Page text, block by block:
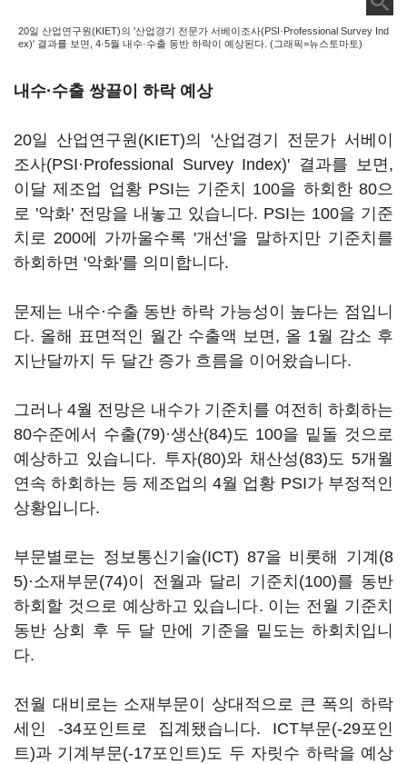
20일 산업연구원(KIET)의 '산업경기 전문가 서베이조사(PSI·Professional Survey Ind
ex)' 결과를 보면, 4·5월 내수·수출 동반 하락이 예상된다. (그래픽=뉴스토마토)
내수·수출 쌍끌이 하락 예상
20일 산업연구원(KIET)의 '산업경기 전문가 서베이
조사(PSI·Professional Survey Index)' 결과를 보면,
이달 제조업 업황 PSI는 기준치 100을 하회한 80으
로 '악화' 전망을 내놓고 있습니다. PSI는 100을 기준
치로 200에 가까울수록 '개선'을 말하지만 기준치를
하회하면 '악화'를 의미합니다.
문제는 내수·수출 동반 하락 가능성이 높다는 점입니
다. 올해 표면적인 월간 수출액 보면, 올 1월 감소 후
지난달까지 두 달간 증가 흐름을 이어왔습니다.
그러나 4월 전망은 내수가 기준치를 여전히 하회하는
80수준에서 수출(79)·생산(84)도 100을 밑돌 것으로
예상하고 있습니다. 투자(80)와 채산성(83)도 5개월
연속 하회하는 등 제조업의 4월 업황 PSI가 부정적인
상황입니다.
부문별로는 정보통신기술(ICT) 87을 비롯해 기계(8
5)·소재부문(74)이 전월과 달리 기준치(100)를 동반
하회할 것으로 예상하고 있습니다. 이는 전월 기준치
동반 상회 후 두 달 만에 기준을 밑도는 하회치입니
다.
전월 대비로는 소재부문이 상대적으로 큰 폭의 하락
세인 -34포인트로 집계됐습니다. ICT부문(-29포인
트)과 기계부문(-17포인트)도 두 자릿수 하락을 예상